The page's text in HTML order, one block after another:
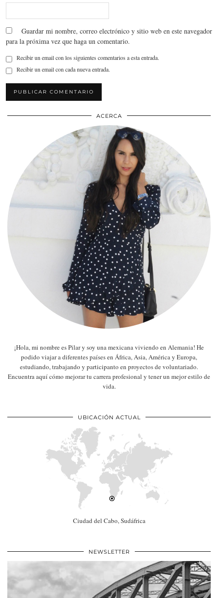
Guardar mi nombre, correo electrónico y sitio web en este navegador
para la próxima vez que haga un comentario.
Recibir un email con los siguientes comentarios a esta entrada.
Recibir un email con cada nueva entrada.
ACERCA
¡Hola, mi nombre es Pilar y soy una mexicana viviendo en Alemania! He
podido viajar a diferentes países en África, Asia, América y Europa,
estudiando, trabajando y participanto en proyectos de voluntariado.
Encuentra aquí cómo mejorar tu carrera profesional y tener un mejor estilo de
vida.
UBICACIÓN ACTUAL
Ciudad del Cabo, Sudáfrica
NEWSLETTER